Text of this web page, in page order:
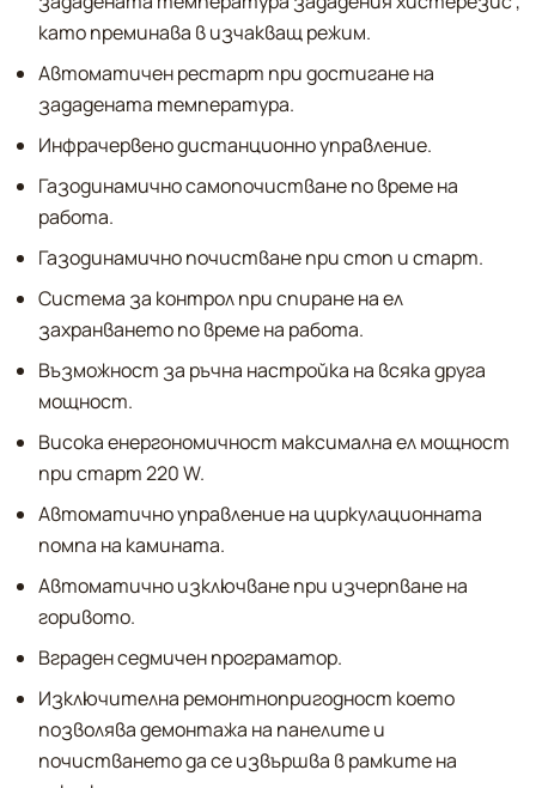
като преминава в изчакващ режим.
Автоматичен рестарт при достигане на
зададената температура.
Инфрачервено дистанционно управление.
Газодинамично самопочистване по време на
работа.
Газодинамично почистване при стоп и старт.
Система за контрол при спиране на ел
захранването по време на работа.
Възможност за ръчна настройка на всяка друга
мощност.
Висока енергономичност максимална ел мощност
при старт 220 W.
Автоматично управление на циркулационната
помпа на камината.
Автоматично изключване при изчерпване на
горивото.
Вграден седмичен програматор.
Изключителна ремонтнопригодност което
позволява демонтажа на панелите и
почистването да се извършва в рамките на